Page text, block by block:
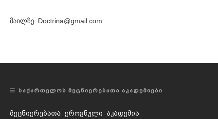
მაილზე: Doctrina@gmail.com
ᲡᲐᲥᲐᲠᲗᲔᲚᲝᲡ ᲛᲔᲪᲜᲘᲔᲠᲔᲑᲐᲗᲐ ᲐᲙᲐᲓᲔᲛᲘᲔᲑᲘ
მეცნიერებათა ეროვნული აკადემია